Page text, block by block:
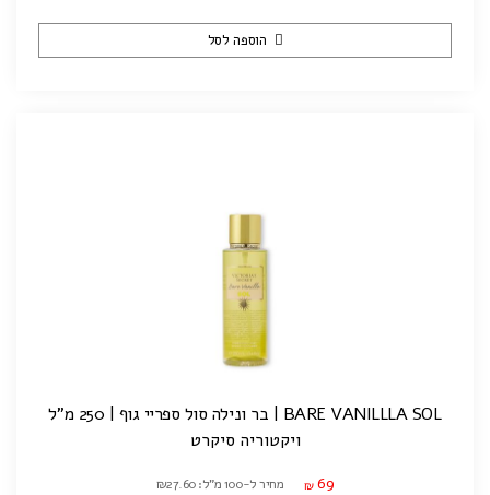
הוספה לסל
BARE VANILLLA SOL | בר ונילה סול ספריי גוף | 250 מ"ל
ויקטוריה סיקרט
₪ 69 מחיר ל-100 מ"ל: ₪27.60